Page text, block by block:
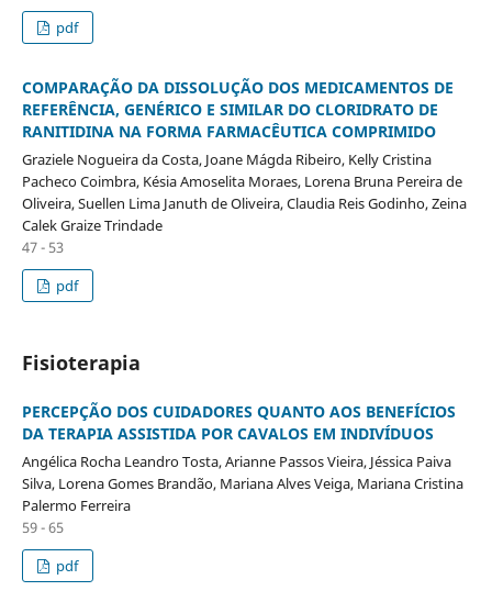
pdf
COMPARAÇÃO DA DISSOLUÇÃO DOS MEDICAMENTOS DE
REFERÊNCIA, GENÉRICO E SIMILAR DO CLORIDRATO DE
RANITIDINA NA FORMA FARMACÊUTICA COMPRIMIDO
Graziele Nogueira da Costa, Joane Mágda Ribeiro, Kelly Cristina
Pacheco Coimbra, Késia Amoselita Moraes, Lorena Bruna Pereira de
Oliveira, Suellen Lima Januth de Oliveira, Claudia Reis Godinho, Zeina
Calek Graize Trindade
47 - 53
pdf
Fisioterapia
PERCEPÇÃO DOS CUIDADORES QUANTO AOS BENEFÍCIOS
DA TERAPIA ASSISTIDA POR CAVALOS EM INDIVÍDUOS
Angélica Rocha Leandro Tosta, Arianne Passos Vieira, Jéssica Paiva
Silva, Lorena Gomes Brandão, Mariana Alves Veiga, Mariana Cristina
Palermo Ferreira
59 - 65
pdf